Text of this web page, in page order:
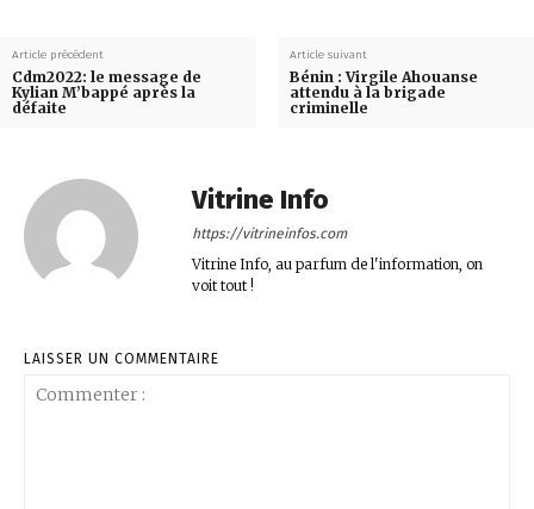
Article précédent
Cdm2022: le message de
Kylian M’bappé après la
défaite
Article suivant
Bénin : Virgile Ahouanse
attendu à la brigade
criminelle
Vitrine Info
https://vitrineinfos.com
Vitrine Info, au parfum de l'information, on
voit tout !
LAISSER UN COMMENTAIRE